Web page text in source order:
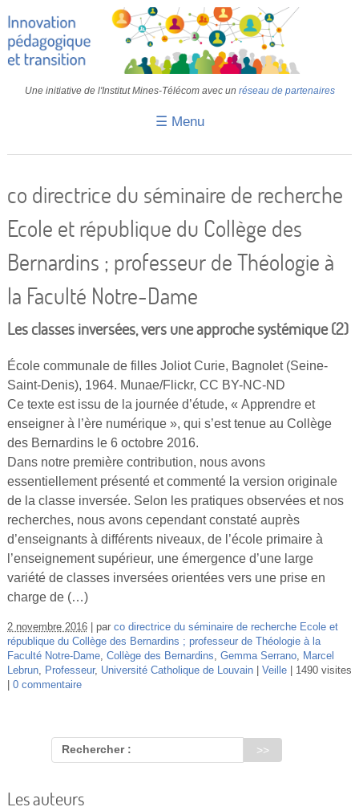
Une initiative de l'Institut Mines-Télécom avec un réseau de partenaires
☰ Menu
IA
IMT
Colloques
Vidéos
S’inscrire
Se connecter
co directrice du séminaire de recherche
Ecole et république du Collège des
Bernardins ; professeur de Théologie à
la Faculté Notre-Dame
Les classes inversées, vers une approche systémique (2)
École communale de filles Joliot Curie, Bagnolet (Seine-
Saint-Denis), 1964. Munae/Flickr, CC BY-NC-ND
Ce texte est issu de la journée d’étude, « Apprendre et
enseigner à l’ère numérique », qui s’est tenue au Collège
des Bernardins le 6 octobre 2016.
Dans notre première contribution, nous avons
essentiellement présenté et commenté la version originale
de la classe inversée. Selon les pratiques observées et nos
recherches, nous avons cependant constaté auprès
d’enseignants à différents niveaux, de l’école primaire à
l’enseignement supérieur, une émergence d’une large
variété de classes inversées orientées vers une prise en
charge de (…)
2 novembre 2016 par co directrice du séminaire de recherche Ecole et
république du Collège des Bernardins ; professeur de Théologie à la
Faculté Notre-Dame, Collège des Bernardins Gemma Serrano,
Marcel
Lebrun, Professeur, Université Catholique de Louvain Veille
1490 visites
0 commentaire
Rechercher :
Les auteurs